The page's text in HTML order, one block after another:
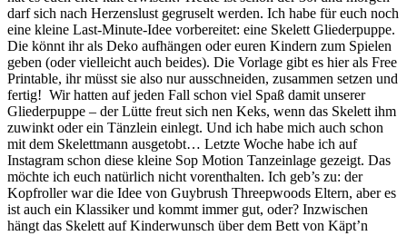
darf sich nach Herzenslust gegruselt werden. Ich habe für euch noch
eine kleine Last-Minute-Idee vorbereitet: eine Skelett Gliederpuppe.
Die könnt ihr als Deko aufhängen oder euren Kindern zum Spielen
geben (oder vielleicht auch beides). Die Vorlage gibt es hier als Free
Printable, ihr müsst sie also nur ausschneiden, zusammen setzen und
fertig! Wir hatten auf jeden Fall schon viel Spaß damit unserer
Gliederpuppe – der Lütte freut sich nen Keks, wenn das Skelett ihm
zuwinkt oder ein Tänzlein einlegt. Und ich habe mich auch schon
mit dem Skelettmann ausgetobt… Letzte Woche habe ich auf
Instagram schon diese kleine Sop Motion Tanzeinlage gezeigt. Das
möchte ich euch natürlich nicht vorenthalten. Ich geb’s zu: der
Kopfroller war die Idee von Guybrush Threepwoods Eltern, aber es
ist auch ein Klassiker und kommt immer gut, oder? Inzwischen
hängt das Skelett auf Kinderwunsch über dem Bett von Käpt’n